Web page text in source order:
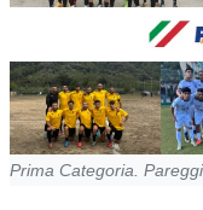
Prima Categoria.